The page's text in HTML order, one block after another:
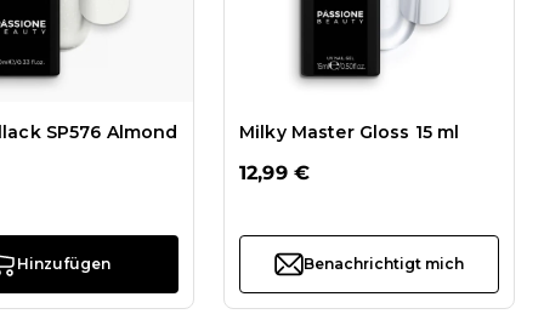
SP576 Almond
Hinzufügen
Milky Master Gloss 15 ml
12,99 €
Benachrichtigt mich